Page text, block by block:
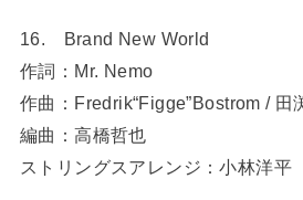
16. Brand New World
作詞：Mr. Nemo
作曲：Fredrik“Figge”Bostrom / 田
編曲：高橋哲也
ストリングスアレンジ：小林洋平